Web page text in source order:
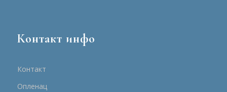
Контакт инфо
Контакт
Опленац